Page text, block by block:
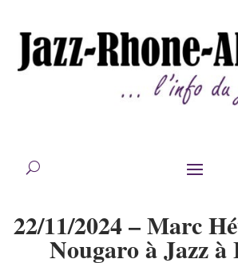
22/11/2024 – Marc
Nougaro à Jazz à